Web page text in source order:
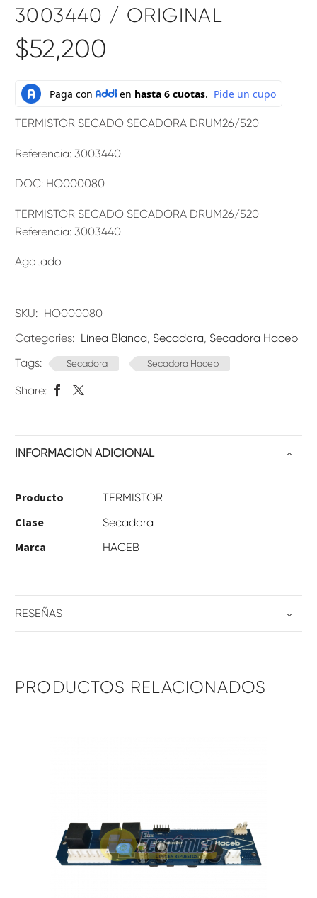
3003440 / ORIGINAL
$52,200
TERMISTOR SECADO SECADORA DRUM26/520
Referencia: 3003440
DOC: HO000080
TERMISTOR SECADO SECADORA DRUM26/520
Referencia: 3003440
Agotado
SKU: HO000080
Categories: Línea Blanca, Secadora, Secadora Haceb
Tags:
Secadora Secadora Haceb
Share:
INFORMACIÓN ADICIONAL
Producto TERMISTOR
Clase Secadora
Marca HACEB
RESEÑAS
PRODUCTOS RELACIONADOS